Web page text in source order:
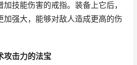
技能伤害的戒指。装备上它后，
加强大，能够对敌人造成更高的伤
击力的法宝